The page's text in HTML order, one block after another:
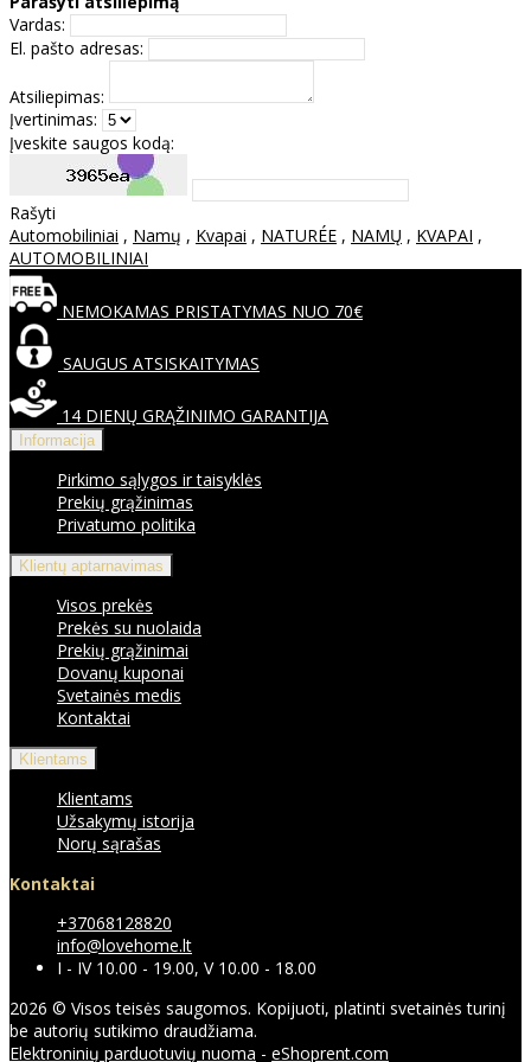
Vardas:
El. pašto adresas:
Atsiliepimas:
Įvertinimas:
Įveskite saugos kodą:
Rašyti
Automobiliniai , Namų , Kvapai , NATURÉE , NAMŲ , KVAPAI ,
AUTOMOBILINIAI
NEMOKAMAS PRISTATYMAS NUO 70€
SAUGUS ATSISKAITYMAS
14 DIENŲ GRĄŽINIMO GARANTIJA
Informacija
Pirkimo sąlygos ir taisyklės
Prekių grąžinimas
Privatumo politika
Klientų aptarnavimas
Visos prekės
Prekės su nuolaida
Prekių grąžinimai
Dovanų kuponai
Svetainės medis
Kontaktai
Klientams
Klientams
Užsakymų istorija
Norų sąrašas
Kontaktai
+37068128820
info@lovehome.lt
I - IV 10.00 - 19.00, V 10.00 - 18.00
2026 © Visos teisės saugomos. Kopijuoti, platinti svetainės turinį
be autorių sutikimo draudžiama.
Elektroninių parduotuvių nuoma - eShoprent.com